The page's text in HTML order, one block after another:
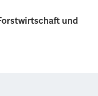
und